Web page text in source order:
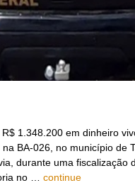
1.348.200 em dinheiro
BA-026, no município de
durante uma fiscalização
no … continue